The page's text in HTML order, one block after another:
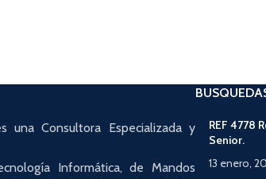
una Consultora Especializada y
Informática, de Mandos
REF 4778
Senior.
13 enero,